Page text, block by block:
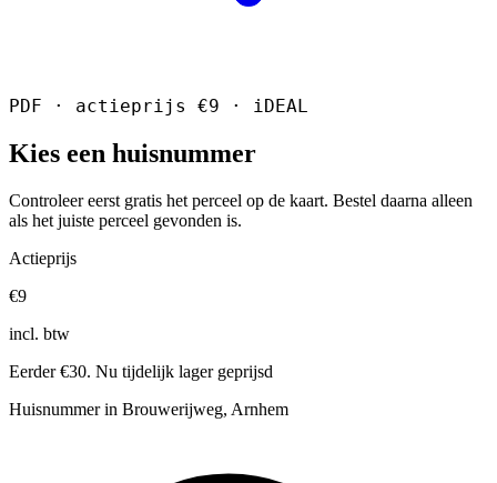
PDF · actieprijs €9 · iDEAL
Kies een huisnummer
Controleer eerst gratis het perceel op de kaart. Bestel daarna alleen
als het juiste perceel gevonden is.
Actieprijs
€9
incl. btw
Eerder €30. Nu tijdelijk lager geprijsd
Huisnummer in Brouwerijweg, Arnhem